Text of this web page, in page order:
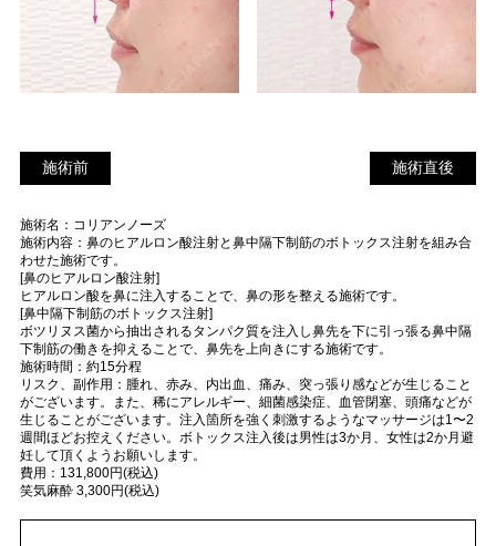
施術前 施術直後
施術名：コリアンノーズ
施術内容：鼻のヒアルロン酸注射と鼻中隔下制筋のボトックス注射を組み合
わせた施術です。
[鼻のヒアルロン酸注射]
ヒアルロン酸を鼻に注入することで、鼻の形を整える施術です。
[鼻中隔下制筋のボトックス注射]
ボツリヌス菌から抽出されるタンパク質を注入し鼻先を下に引っ張る鼻中隔
下制筋の働きを抑えることで、鼻先を上向きにする施術です。
施術時間：約15分程
リスク、副作用：腫れ、赤み、内出血、痛み、突っ張り感などが生じること
がございます。また、稀にアレルギー、細菌感染症、血管閉塞、頭痛などが
生じることがございます。注入箇所を強く刺激するようなマッサージは1〜2
週間ほどお控えください。ボトックス注入後は男性は3か月、女性は2か月避
妊して頂くようお願いします。
費用：131,800円(税込)
笑気麻酔 3,300円(税込)